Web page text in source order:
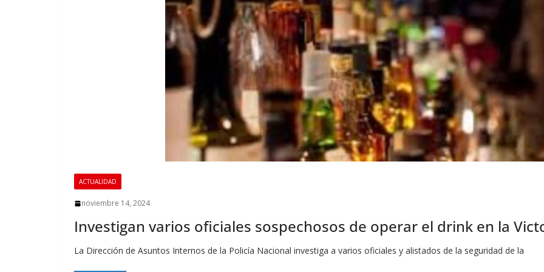
ACTUALIDAD
noviembre 14, 2024
Investigan varios oficiales sospechosos de operar el drink en la
La Dirección de Asuntos Internos de la Policía Nacional investiga a varios oficiales y alistados de la seguridad de la